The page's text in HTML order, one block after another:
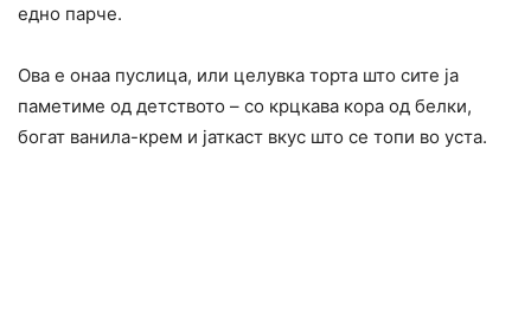
едно парче.
Ова е онаа пуслица, или целувка торта што сите ја
паметиме од детството – со крцкава кора од белки,
богат ванила-крем и јаткаст вкус што се топи во уста.